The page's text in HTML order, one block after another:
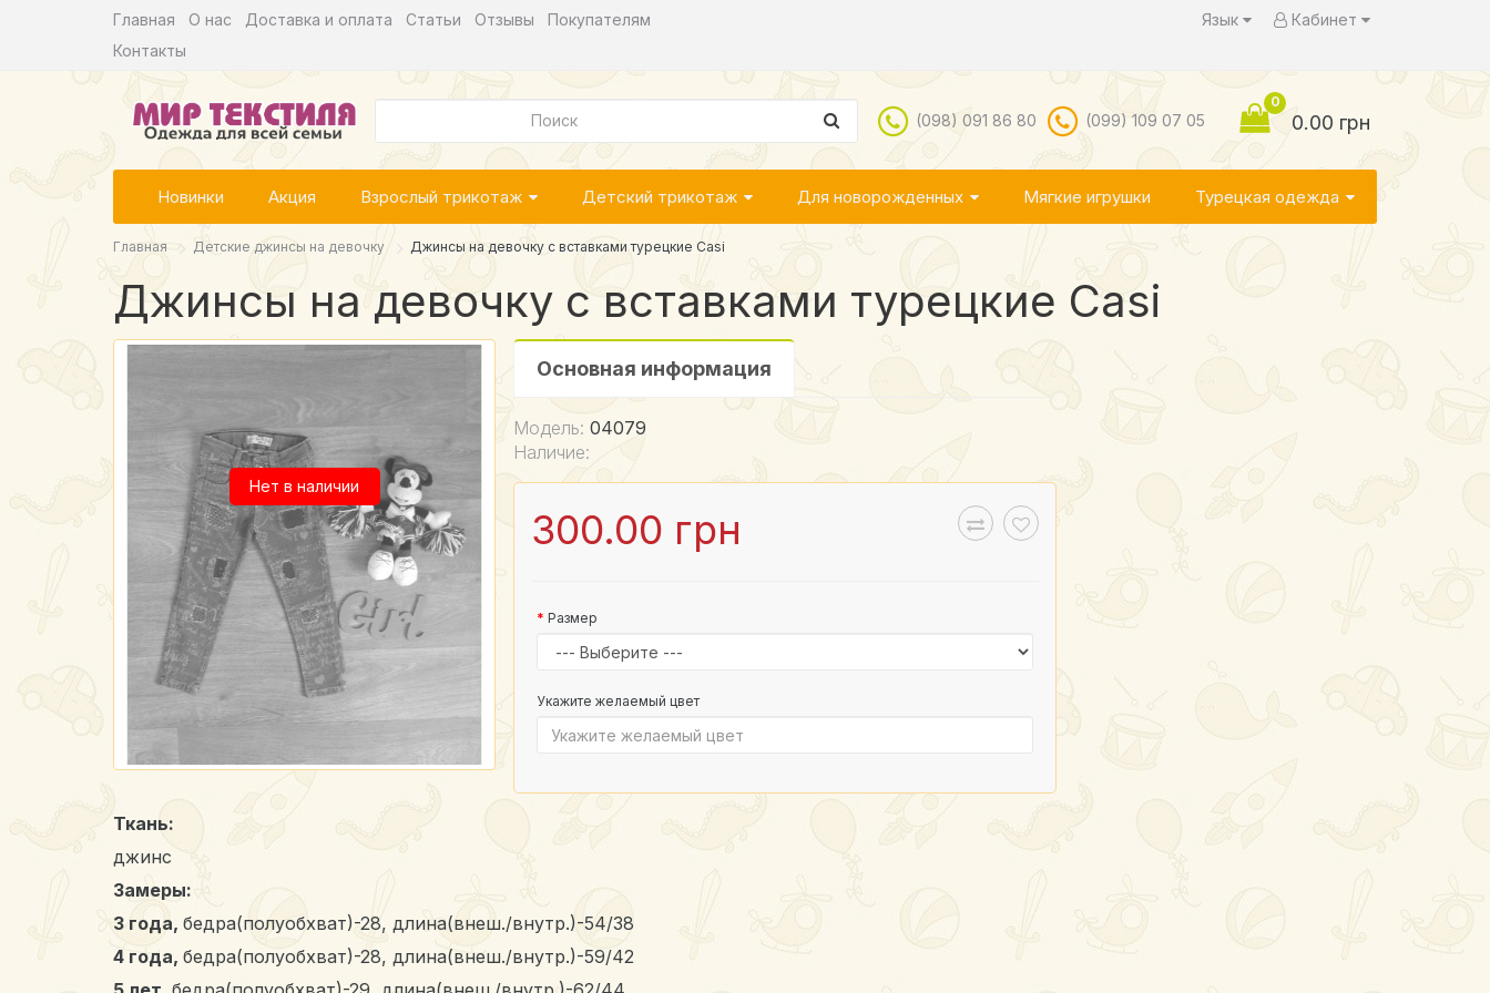
Главная О нас Доставка и оплата Статьи Отзывы
Покупателям
Контакты
Язык Кабинет
(098) 091 86 80 (099) 109 07 05
0
0.00 грн
Новинки Акция Взрослый трикотаж Детский трикотаж Для новорожденных Мягкие игрушки Турецкая одежда
Главная Детские джинсы на девочку Джинсы на девочку с вставками турецкие Casi
Джинсы на девочку с вставками турецкие Casi
Нет в наличии
Основная информация
Модель: 04079
Наличие:
300.00 грн
Размер
Укажите желаемый цвет
Ткань:
джинс
Замеры:
3 года, бедра(полуобхват)-28, длина(внеш./внутр.)-54/38
4 года, бедра(полуобхват)-28, длина(внеш./внутр.)-59/42